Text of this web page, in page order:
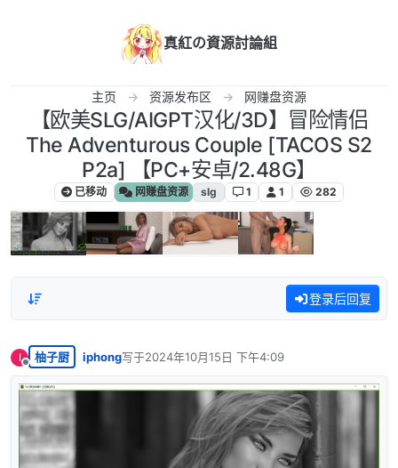
真紅の資源討論組
主页 资源发布区 网赚盘资源
【欧美SLG/AIGPT汉化/3D】冒险情侣
The Adventurous Couple [TACOS S2
P2a] 【PC+安卓/2.48G】
已移动 网赚盘资源 slg 1 1 282
登录后回复
I
离线
柚子厨 iphong写于2024年10月15日 下午4:09
最后由 编辑